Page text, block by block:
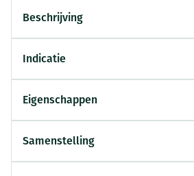
Beschrijving
Indicatie
Eigenschappen
Samenstelling